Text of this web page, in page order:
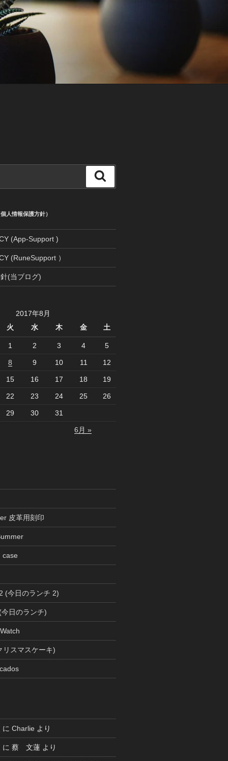
索
人情報保護方針）
(App-Support )
(RuneSupport ）
(当ブログ)
2017年8月
火
水 木 金 土
1 2 3 4 5
8 9 10 11 12
15 16 17 18 19
22 23 24 25 26
29 30 31
6月 »
皮革用刻印
case
(今日のランチ 2)
今日のランチ)
リスマスケーキ)
に Charlie より
に 蔡 文蓮より